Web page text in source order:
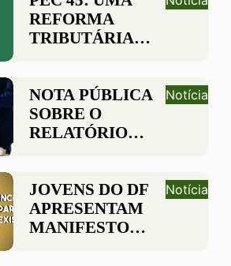
APRIMORAR A
REFORMA
REFORMA
TRIBUTÁRIA
SAUDÁVEL,
SOLIDÁRIA OU
SUSTENTÁVEL
NOTA PÚBLICA
SOBRE O
RELATÓRIO
Notícia
JOVENS DO DF
APRESENTAM
MANIFESTO
Notícia